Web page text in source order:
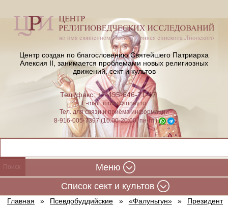
Центр создан по благословению Святейшего Патриарха
Алексия II, занимается проблемами новых религиозных
движений, сект и культов
Тел./факс: +7-495-646-71-47
E-mail:iriney@iriney.ru
Тел. для связи и приёма информации
8-916-005-7397 (10:00-20:00, пн-пт)
Меню
Cписок сект и культов
Главная » Псевдобуддийские » «Фалуньгун» »
Президент